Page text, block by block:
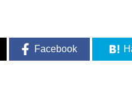
Facebook